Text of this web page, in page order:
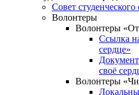
Совет
Волонтеры
Волонтеры
Ссылка
сердце»
своё
Волонтеры